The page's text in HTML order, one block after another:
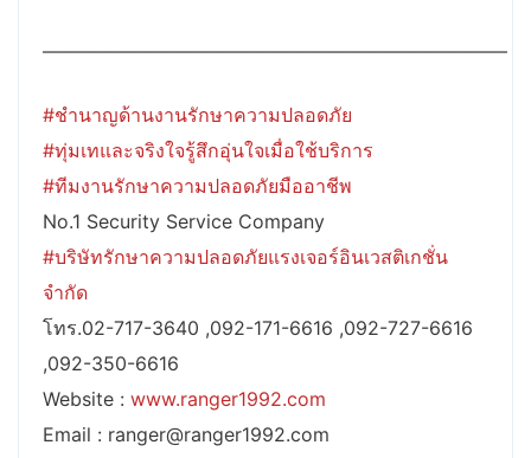
————————————————————————–
#ชำนาญด้านงานรักษาความปลอดภัย
#ทุ่มเทและจริงใจรู้สึกอุ่นใจเมื่อใช้บริการ
#ทีมงานรักษาความปลอดภัยมืออาชีพ
No.1 Security Service Company
#บริษัทรักษาความปลอดภัยแรงเจอร์อินเวสติเกชั่น
จำกัด
โทร.02-717-3640 ,092-171-6616 ,092-727-6616
,092-350-6616
Website : www.ranger1992.com
Email : ranger@ranger1992.com